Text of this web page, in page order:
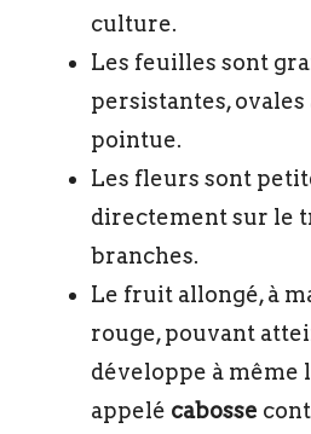
culture.
Les feuilles sont
persistantes,
pointue.
Les fleurs sont
directement sur le
branches.
Le fruit allongé, à
rouge, pouvant
développe à même
appelé cabosse